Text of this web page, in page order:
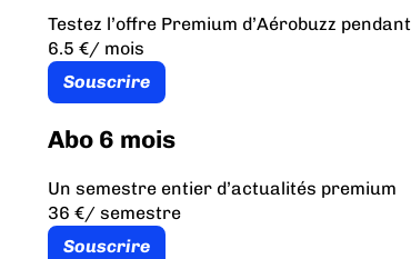
Testez l’offre Premium d’Aérobuzz
6.5 €/ mois
Souscrire
Abo 6 mois
Un semestre entier d’actualités premium
36 €/ semestre
Souscrire